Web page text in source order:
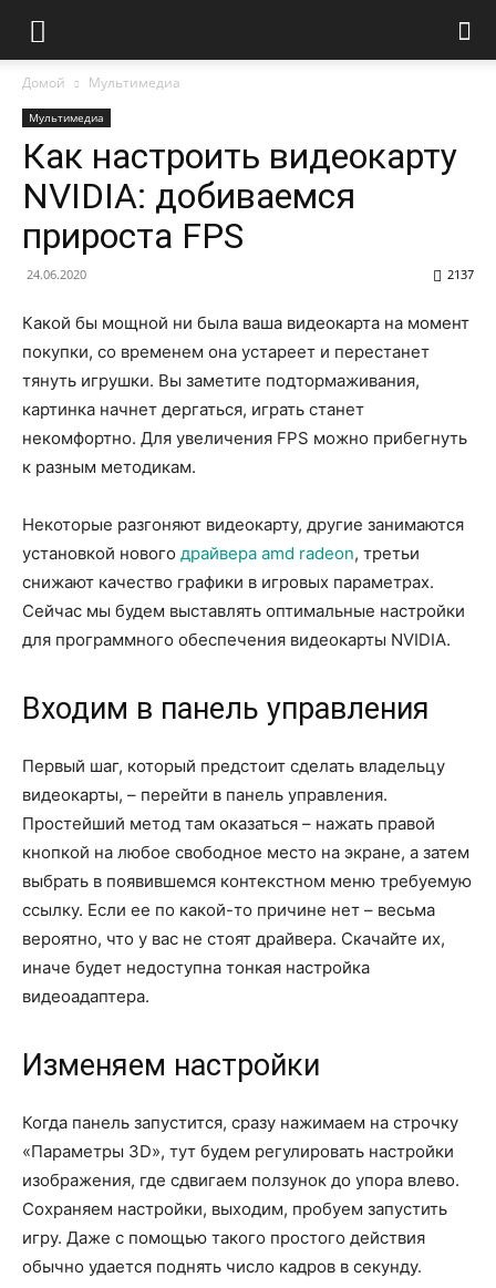
Домой Мультимедиа
Мультимедиа
Как настроить видеокарту
NVIDIA: добиваемся
прироста FPS
24.06.2020 2137
Какой бы мощной ни была ваша видеокарта на момент
покупки, со временем она устареет и перестанет
тянуть игрушки. Вы заметите подтормаживания,
картинка начнет дергаться, играть станет
некомфортно. Для увеличения FPS можно прибегнуть
к разным методикам.
Некоторые разгоняют видеокарту, другие занимаются
установкой нового драйвера amd radeon, третьи
снижают качество графики в игровых параметрах.
Сейчас мы будем выставлять оптимальные настройки
для программного обеспечения видеокарты NVIDIA.
Входим в панель управления
Первый шаг, который предстоит сделать владельцу
видеокарты, – перейти в панель управления.
Простейший метод там оказаться – нажать правой
кнопкой на любое свободное место на экране, а затем
выбрать в появившемся контекстном меню требуемую
ссылку. Если ее по какой-то причине нет – весьма
вероятно, что у вас не стоят драйвера. Скачайте их,
иначе будет недоступна тонкая настройка
видеоадаптера.
Изменяем настройки
Когда панель запустится, сразу нажимаем на строчку
«Параметры 3D», тут будем регулировать настройки
изображения, где сдвигаем ползунок до упора влево.
Сохраняем настройки, выходим, пробуем запустить
игру. Даже с помощью такого простого действия
обычно удается поднять число кадров в секунду.